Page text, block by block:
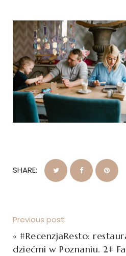
SHARE:
Previous post:
« #RecenzjaResto:
dziećmi w Poznaniu. 2#